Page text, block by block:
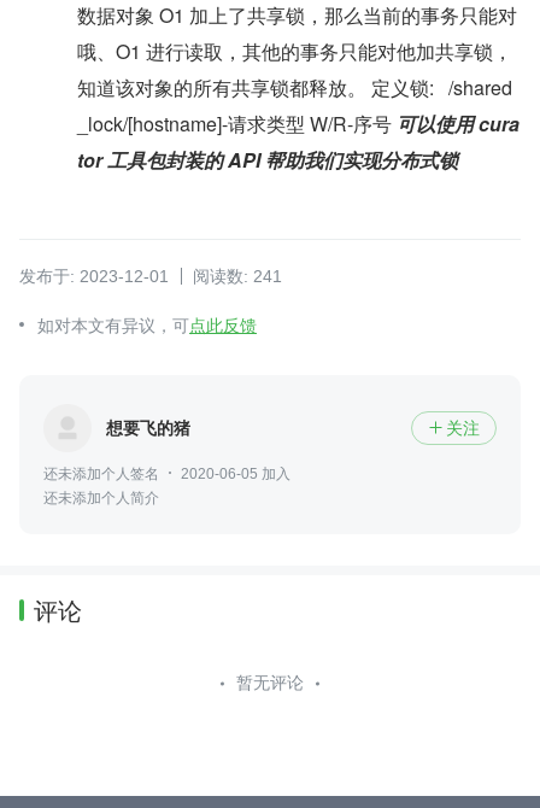
数据对象 O1 加上了共享锁，那么当前的事务只能对
哦、O1 进行读取，其他的事务只能对他加共享锁，
知道该对象的所有共享锁都释放。 定义锁:   /shared
_lock/[hostname]-请求类型 W/R-序号 可以使用 cura
tor 工具包封装的 API 帮助我们实现分布式锁
发布于: 2023-12-01 阅读数: 241
如对本文有异议，可点此反馈
想要飞的猪  关注
还未添加个人签名
2020-06-05 加入
还未添加个人简介
评论
暂无评论